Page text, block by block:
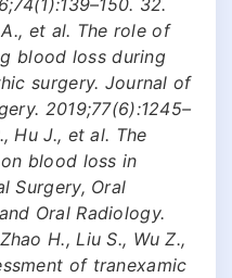
et al. The role of
blood loss during
surgery. Journal of
2019;77(6):1245–
Hu J., et al. The
blood loss in
Surgery, Oral
Oral Radiology.
H., Liu S., Wu Z.,
of tranexamic